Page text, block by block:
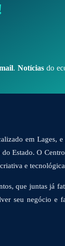
. Notíciasdo
em Lages,
Estado. O
e
que juntas já
seu negócio e